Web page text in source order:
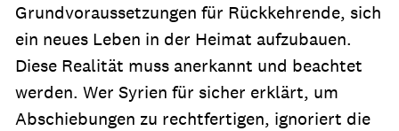
Grundvoraussetzungen für Rückkehrende, sich
ein neues Leben in der Heimat aufzubauen.
Diese Realität muss anerkannt und beachtet
werden. Wer Syrien für sicher erklärt, um
Abschiebungen zu rechtfertigen, ignoriert die